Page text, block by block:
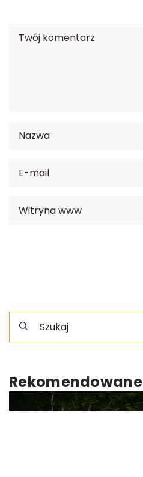
Rekomendowane